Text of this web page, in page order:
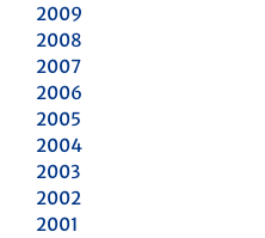
2009
2008
2007
2006
2005
2004
2003
2002
2001